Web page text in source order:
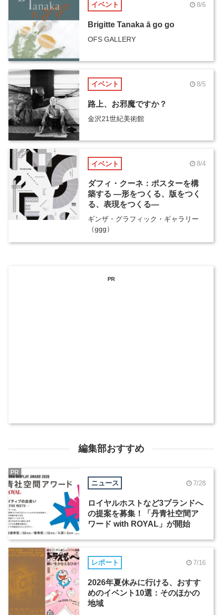
イベント 8/6
Brigitte Tanaka ā go go
OFS GALLERY
イベント 8/5
路上、お邪魔ですか？
金沢21世紀美術館
イベント 8/4
ダフィ・クーネ：ポスターを構
築する ―形をつくる、版をつく
る、表現をつくる―
ギンザ・グラフィック・ギャラリー
（ggg）
PR
編集部おすすめ
ニュース 7/28
ロイヤルホストなど3ブランドへ
の提案を募集！「丹青社空間ア
ワード with ROYAL」が開始
PR
レポート 7/16
2026年夏休みに行ける、おすす
めのイベント10選：そのほかの
地域